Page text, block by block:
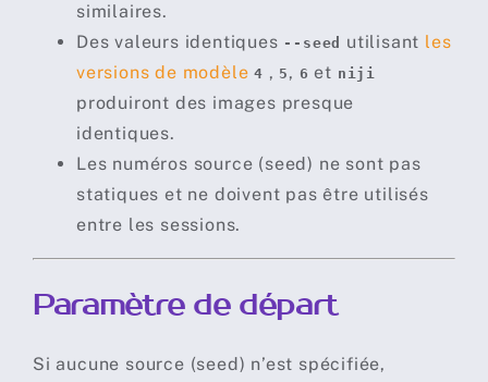
similaires.
Des valeurs identiques --seed utilisant les
versions de modèle 4 , 5 , 6 et niji
produiront des images presque
identiques.
Les numéros source (seed) ne sont pas
statiques et ne doivent pas être utilisés
entre les sessions.
Paramètre de départ
Si aucune source (seed) n’est spécifiée,